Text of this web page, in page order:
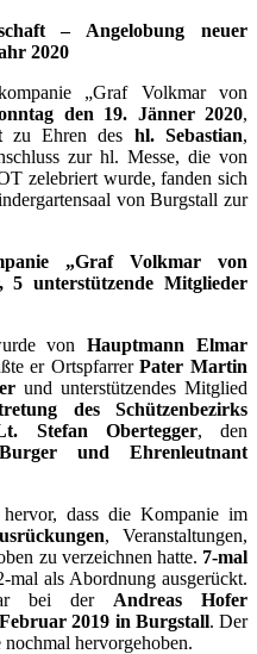
– Angelobung neuer
2020
„Graf Volkmar von
den 19. Jänner 2020,
zu Ehren des hl. Sebastian,
zur hl. Messe, die von
zelebriert wurde, fanden sich
von Burgstall zur
„Graf Volkmar von
unterstützende Mitglieder
vonHauptmann Elmar
er OrtspfarrerPater Martin
und unterstützendes Mitglied
des Schützenbezirks
Stefan Obertegger, den
und Ehrenleutnant
dass die Kompanie im
, Veranstaltungen,
zu verzeichnen hatte. 7-mal
mal als Abordnung ausgerückt.
bei der Andreas Hofer
2019 in Burgstall. Der
hervorgehoben.